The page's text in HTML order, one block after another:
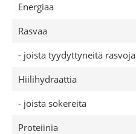
Energiaa
Rasvaa
- joista tyydyttyneitä rasvoja
Hiilihydraattia
- joista sokereita
Proteiinia